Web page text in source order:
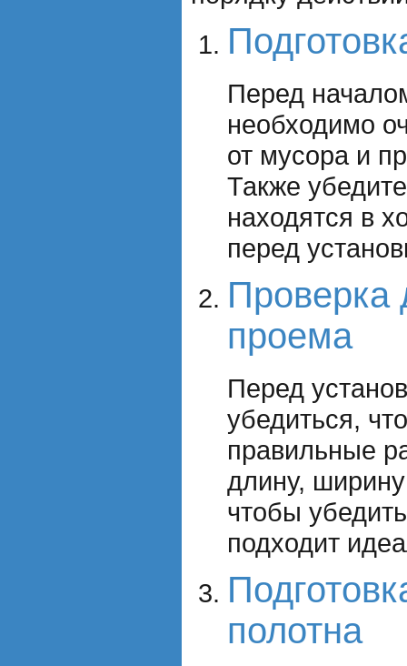
Перед
необходимо
от мусора и
Также
находятся в
перед
Проверка
проема
Перед
убедиться,
правильные
длину,
чтобы
подходит
полотна